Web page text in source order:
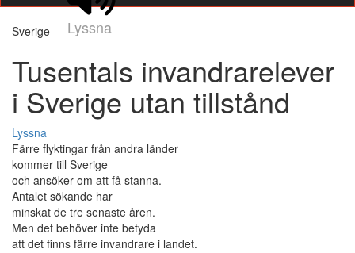
Lyssna
Sverige
Tusentals invandrarelever
i Sverige utan tillstånd
Lyssna
Färre flyktingar från andra länder
kommer till Sverige
och ansöker om att få stanna.
Antalet sökande har
minskat de tre senaste åren.
Men det behöver inte betyda
att det finns färre invandrare i landet.